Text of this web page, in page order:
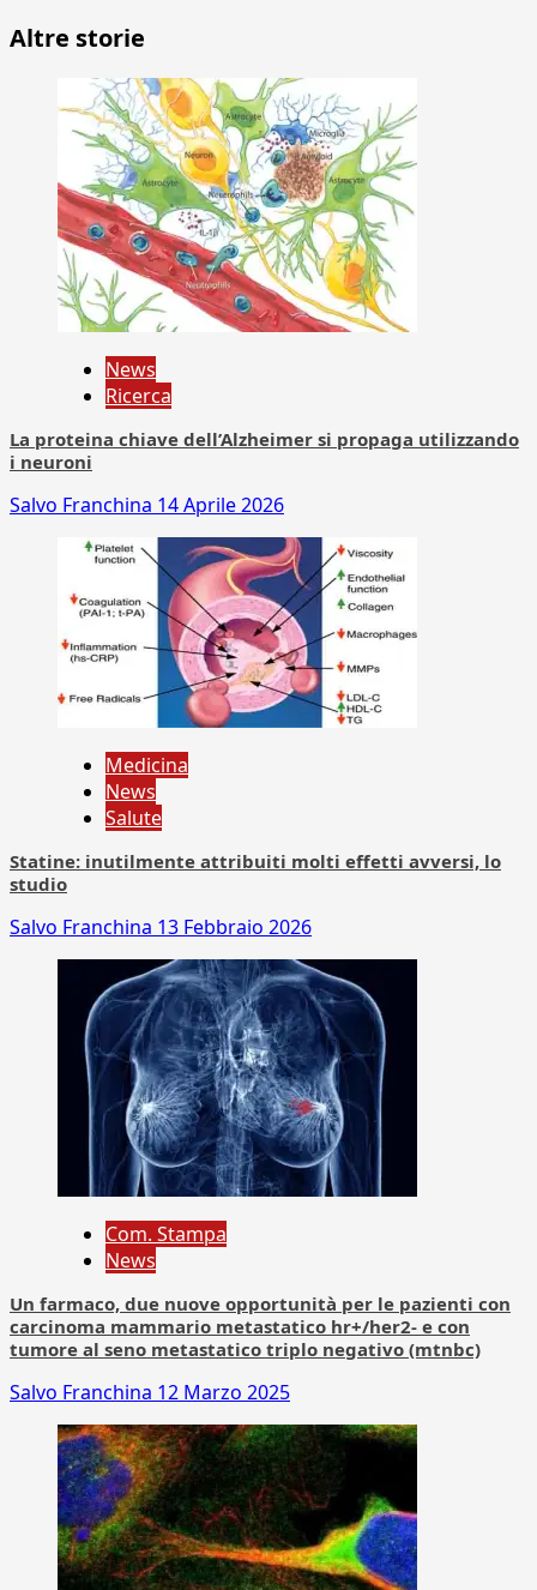
Altre storie
News
Ricerca
La proteina chiave dell’Alzheimer si propaga utilizzando
i neuroni
Salvo Franchina 14 Aprile 2026
Medicina
News
Salute
Statine: inutilmente attribuiti molti effetti avversi, lo
studio
Salvo Franchina 13 Febbraio 2026
Com. Stampa
News
Un farmaco, due nuove opportunità per le pazienti con
carcinoma mammario metastatico hr+/her2- e con
tumore al seno metastatico triplo negativo (mtnbc)
Salvo Franchina 12 Marzo 2025